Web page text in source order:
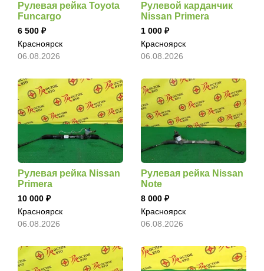
Рулевая рейка Toyota
Funcargo
6 500
Красноярск
06.08.2026
Рулевой карданчик
Nissan Primera
1 000
Красноярск
06.08.2026
Рулевая рейка Nissan
Primera
10 000
Красноярск
06.08.2026
Рулевая рейка Nissan
Note
8 000
Красноярск
06.08.2026